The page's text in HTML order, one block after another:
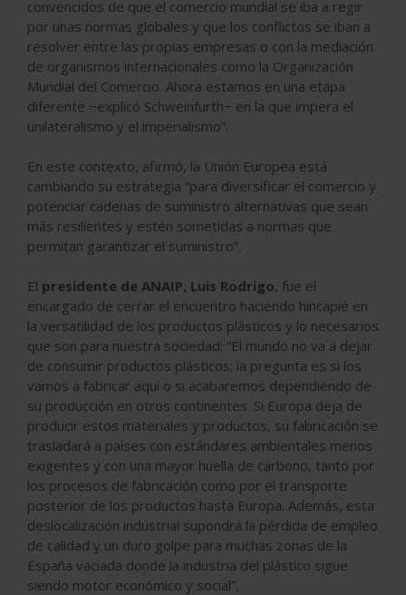
convencidos de que el comercio mundial se iba a regir
por unas normas globales y que los conflictos se iban a
resolver entre las propias empresas o con la mediación
de organismos internacionales como la Organización
Mundial del Comercio. Ahora estamos en una etapa
diferente −explicó Schweinfurth− en la que impera el
unilateralismo y el imperialismo”.
En este contexto, afirmó, la Unión Europea está
cambiando su estrategia “para diversificar el comercio y
potenciar cadenas de suministro alternativas que sean
más resilientes y estén sometidas a normas que
permitan garantizar el suministro”.
El presidente de ANAIP, Luis Rodrigo, fue el
encargado de cerrar el encuentro haciendo hincapié en
la versatilidad de los productos plásticos y lo necesarios
que son para nuestra sociedad: “El mundo no va a dejar
de consumir productos plásticos; la pregunta es si los
vamos a fabricar aquí o si acabaremos dependiendo de
su producción en otros continentes. Si Europa deja de
producir estos materiales y productos, su fabricación se
trasladará a países con estándares ambientales menos
exigentes y con una mayor huella de carbono, tanto por
los procesos de fabricación como por el transporte
posterior de los productos hasta Europa. Además, esta
deslocalización industrial supondrá la pérdida de empleo
de calidad y un duro golpe para muchas zonas de la
España vaciada donde la industria del plástico sigue
siendo motor económico y social”.